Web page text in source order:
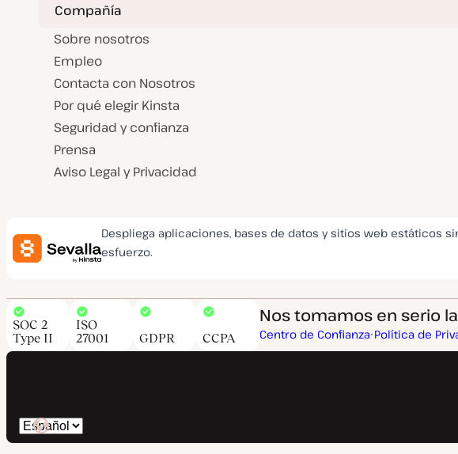
Compañía
Sobre nosotros
Empleo
Contacta con Nosotros
Por qué elegir Kinsta
Seguridad y confianza
Prensa
Aviso Legal y Privacidad
Despliega aplicaciones, bases de datos y sitios web estáticos
esfuerzo.
Nos tomamos en serio
Centro de Confianza Política de
SOC 2
Type II
ISO
27001
GDPR CCPA
Cambiar
idioma